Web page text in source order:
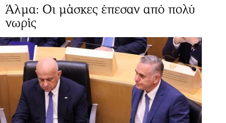
Άλμα: Οι μάσκες έπεσαν από πολύ
νωρίς